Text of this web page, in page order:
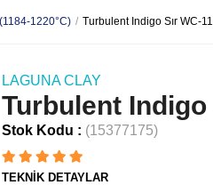
1220°C) Turbulent Indigo Sır WC-
LAGUNA CLAY
Turbulent Indigo
Stok Kodu (15377175)
TEKNİK DETAYLAR